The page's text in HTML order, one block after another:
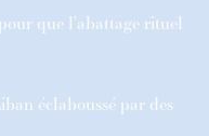
que l’abattage rituel
éclaboussé par des